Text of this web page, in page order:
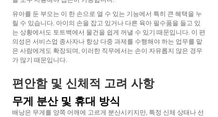
유아를 둔 부모는 이 한 손으로 열 수 있는 기능에서 특히 큰 혜택을 누
릴 수 있습니다. 아이의 손을 잡고 있거나 다른 육아 필수품을 들고 있
는 상황에서도 토트백에서 물건을 쉽게 꺼낼 수 있기 때문입니다. 이 편
의성은 서비스업 종사자나 항상 다중 과제를 수행해야 하는 업무를 맡
은 사람에게도 확장되며, 이러한 직무에서는 손이 자유롭지 않은 경우
가 많기 때문입니다.
편안함 및 신체적 고려 사항
무게 분산 및 휴대 방식
배낭은 무게를 양쪽 어깨에 고르게 분산시키지만, 특정 신체 상태나 선